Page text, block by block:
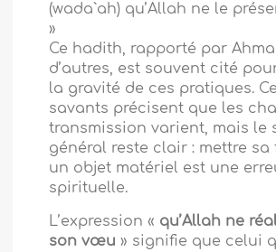
(wada`ah) qu’Allah ne le
»
Ce hadith, rapporté par
d’autres, est souvent cité
la gravité de ces pratiques.
savants précisent que les
transmission varient, mais le
général reste clair : mettre sa
un objet matériel est une
spirituelle.
L’expression « qu’Allah ne
son vœu» signifie que celui